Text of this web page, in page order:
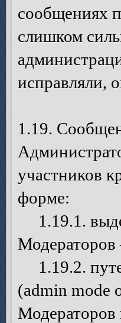
сообщениях
слишком
исправляли,
1.19.
участников
форме:
1.19.1.
Модераторов
1.19.2.
(admin mode
Модераторов